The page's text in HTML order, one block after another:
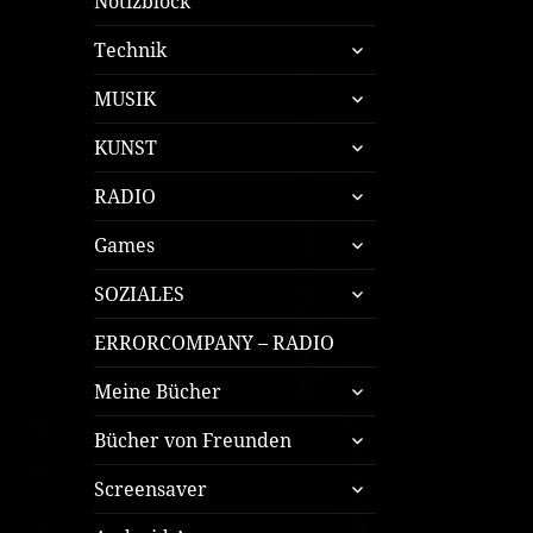
Technik
untermenü
öffnen
MUSIK
untermenü
öffnen
KUNST
untermenü
öffnen
RADIO
untermenü
öffnen
Games
untermenü
öffnen
SOZIALES
untermenü
öffnen
ERRORCOMPANY – RADIO
Meine Bücher
untermenü
öffnen
Bücher von Freunden
untermenü
öffnen
Screensaver
untermenü
öffnen